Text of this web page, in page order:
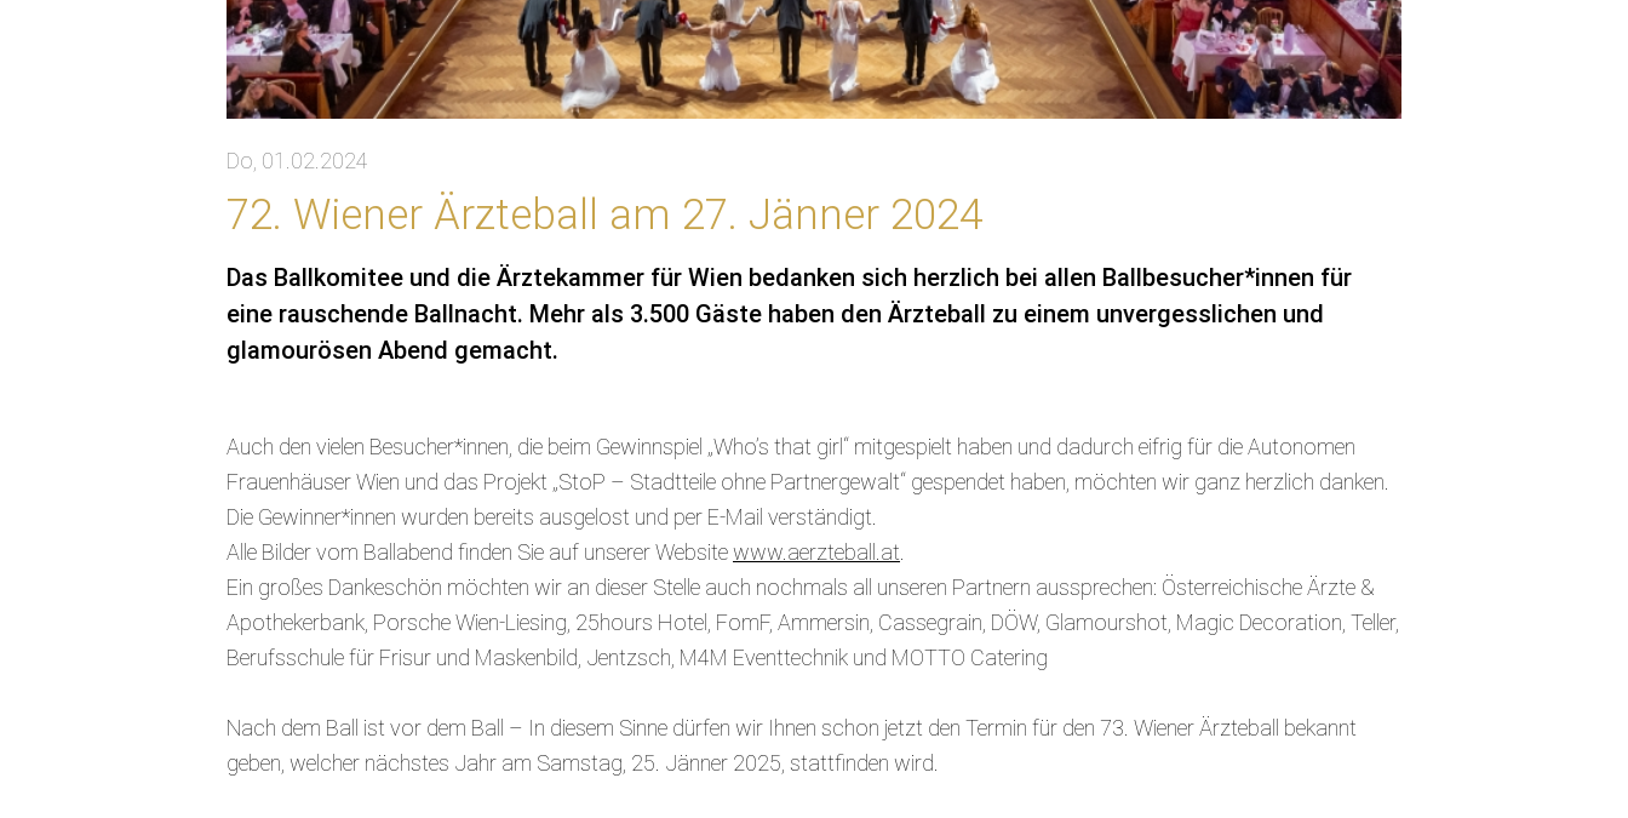
Do, 01.02.2024
72. Wiener Ärzteball am 27. Jänner 2024
Das Ballkomitee und die Ärztekammer für Wien bedanken sich herzlich bei allen Ballbesucher*innen für
eine rauschende Ballnacht. Mehr als 3.500 Gäste haben den Ärzteball zu einem unvergesslichen und
glamourösen Abend gemacht.
Auch den vielen Besucher*innen, die beim Gewinnspiel „Who’s that girl“ mitgespielt haben und dadurch eifrig für die Autonomen
Frauenhäuser Wien und das Projekt „StoP – Stadtteile ohne Partnergewalt“ gespendet haben, möchten wir ganz herzlich danken.
Die Gewinner*innen wurden bereits ausgelost und per E-Mail verständigt.
Alle Bilder vom Ballabend finden Sie auf unserer Websitewww.aerzteball.at
Ein großes Dankeschön möchten wir an dieser Stelle auch nochmals all unseren Partnern aussprechen: Österreichische Ärzte &
Apothekerbank, Porsche Wien-Liesing, 25hours Hotel, FomF, Ammersin, Cassegrain, DÖW, Glamourshot, Magic Decoration, Teller,
Berufsschule für Frisur und Maskenbild, Jentzsch, M4M Eventtechnik und MOTTO Catering
Nach dem Ball ist vor dem Ball – In diesem Sinne dürfen wir Ihnen schon jetzt den Termin für den 73. Wiener Ärzteball bekannt
geben, welcher nächstes Jahr am Samstag, 25. Jänner 2025, stattfinden wird.